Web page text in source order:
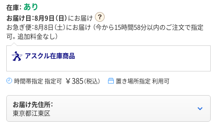
在庫： あり
お届け日：8月9日（日）にお届け
お急ぎ便：8月8日（土）にお届け （今から15時間58分以内のご注文で指定
可。追加料金なし）
アスクル在庫商品
時間帯指定 指定可 ￥385（税込） 置き場所指定 利用可
お届け先住所：
東京都江東区